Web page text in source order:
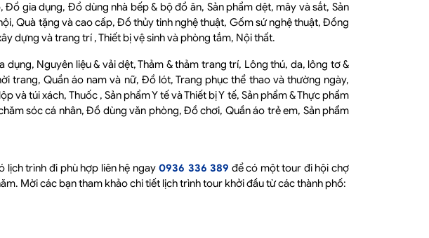
Đồ gia dụng, Đồ dùng nhà bếp & bộ đồ ăn, Sản phẩm dệt, mây và sắt, Sản
Quà tặng và cao cấp, Đồ thủy tinh nghệ thuật, Gốm sứ nghệ thuật, Đồng
dựng và trang trí , Thiết bị vệ sinh và phòng tắm, Nội thất.
dụng, Nguyên liệu & vải dệt, Thảm & thảm trang trí, Lông thú, da, lông tơ &
trang, Quần áo nam và nữ, Đồ lót, Trang phục thể thao và thường ngày,
và túi xách, Thuốc , Sản phẩm Y tế và Thiết bị Y tế, Sản phẩm & Thực phẩm
sóc cá nhân, Đồ dùng văn phòng, Đồ chơi, Quần áo trẻ em, Sản phẩm
lịch trình đi phù hợp liên hệ ngay 0936 336 389 để có một tour đi hội chợ
Mời các bạn tham khảo chi tiết lịch trình tour khởi đầu từ các thành phố: